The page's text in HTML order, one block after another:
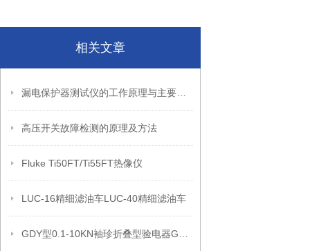
相关文章
高压开关故障检测的原理及方法
Fluke Ti50FT/Ti55FT热像仪
LUC-16精细滤油车LUC-40精细滤油车